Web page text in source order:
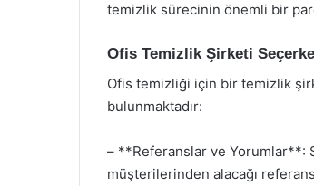
temizlik sürecinin önemli bir
Ofis Temizlik Şirketi
Ofis temizliği için bir temizlik
bulunmaktadır:
– **Referanslar ve Yorumlar**:
müşterilerinden alacağı